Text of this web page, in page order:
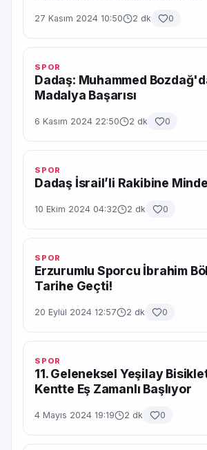
27 Kasım 2024 10:50 2 dk 0
SPOR
Dadaş: Muhammed
Madalya Başarısı
6 Kasım 2024 22:50 2 dk 0
SPOR
Dadaş İsrail’li Rakibine
10 Ekim 2024 04:32 2 dk 0
SPOR
Erzurumlu Sporcu İbrahim
Tarihe Geçti!
20 Eylül 2024 12:57 2 dk 0
SPOR
11. Geleneksel Yeşilay
Kentte Eş Zamanlı Başlıyor
4 Mayıs 2024 19:19 2 dk 0